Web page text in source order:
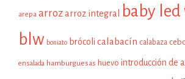
arepa arroz arroz integral
baby
blw boniato brócoli calabacín calabaza
ensalada hamburguesas huevo introducción de